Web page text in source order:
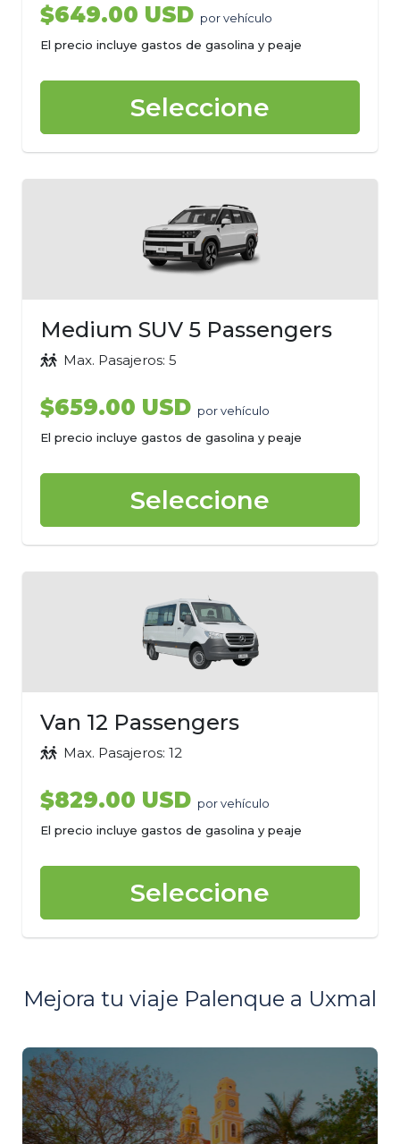
$649.00 USD por vehículo
El precio incluye gastos de gasolina y peaje
Seleccione
Medium SUV 5 Passengers
Max. Pasajeros: 5
$659.00 USD por vehículo
El precio incluye gastos de gasolina y peaje
Seleccione
Van 12 Passengers
Max. Pasajeros: 12
$829.00 USD por vehículo
El precio incluye gastos de gasolina y peaje
Seleccione
Mejora tu viaje Palenque a Uxmal